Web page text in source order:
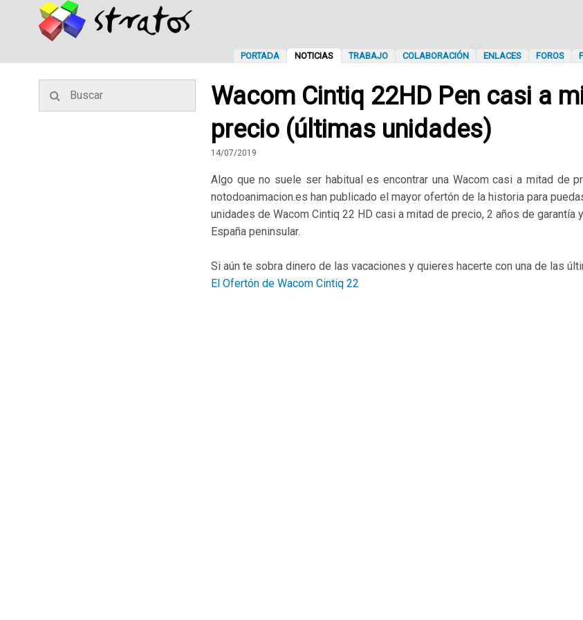
PORTADA NOTICIAS TRABAJO COLABORACIÓN ENLACES FOROS
Wacom Cintiq 22HD Pen casi a
precio (últimas unidades)
14/07/2019
Algo que no suele ser habitual es encontrar una Wacom casi a mitad de
notodoanimacion.es han publicado el mayor ofertón de la historia para
unidades de Wacom Cintiq 22 HD casi a mitad de precio, 2 años de garantía
España peninsular.
Si aún te sobra dinero de las vacaciones y quieres hacerte con una de las
El Ofertón de Wacom Cintiq 22